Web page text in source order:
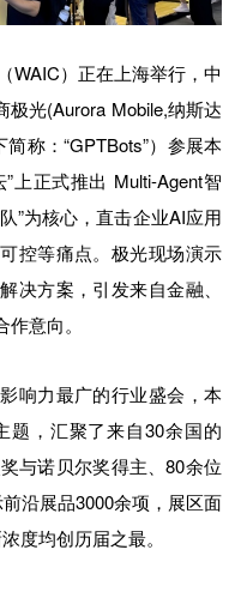
WAIC）正在上海举行，中
极光(Aurora Mobile,纳斯达
称：“GPTBots”）参展本
上正式推出 Multi-Agent智
”为核心，直击企业AI应用
控等痛点。极光现场演示
决方案，引发来自金融、
意向。
响力最广的行业盛会，本
题，汇聚了来自30余国的
与诺贝尔奖得主、80余位
沿展品3000余项，展区面
度均创历届之最。